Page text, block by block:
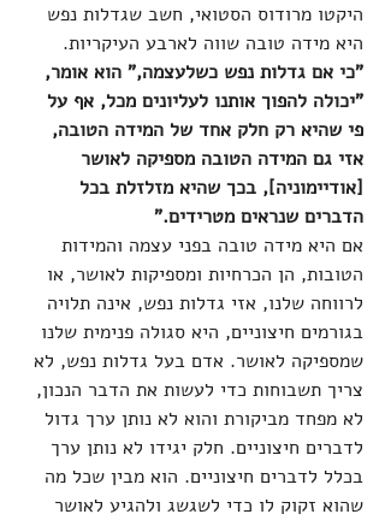
היקטו מרודוס הסטואי, חשב שגדלות נפש
היא מידה טובה שווה לארבע העיקריות.
"כי אם גדלות נפש כשלעצמה," הוא אומר,
"יכולה להפוך אותנו לעליונים מכל, אף על
פי שהיא רק חלק אחד של המידה הטובה,
אזי גם המידה הטובה מספיקה לאושר
[אודיימוניה], בכך שהיא מזלזלת בכל
הדברים שנראים מטרידים."
אם היא מידה טובה בפני עצמה והמידות
הטובות, הן הכרחיות ומספיקות לאושר, או
לרווחה שלנו, אזי גדלות נפש, אינה תלויה
בגורמים חיצוניים, היא סגולה פנימית שלנו
שמספיקה לאושר. אדם בעל גדלות נפש, לא
צריך תשבוחות כדי לעשות את הדבר הנכון,
לא מפחד מביקורת והוא לא נותן ערך גדול
לדברים חיצוניים. חלק יגידו לא נותן ערך
בכלל לדברים חיצוניים. הוא מבין שכל מה
שהוא זקוק לו כדי לשגשג ולהגיע לאושר